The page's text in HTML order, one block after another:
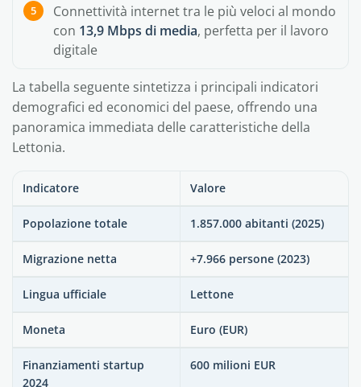
Connettività internet tra le più veloci al mondo
con 13,9 Mbps di media, perfetta per il lavoro
digitale
La tabella seguente sintetizza i principali indicatori
demografici ed economici del paese, offrendo una
panoramica immediata delle caratteristiche della
Lettonia.
Indicatore Valore
Popolazione totale 1.857.000 abitanti (2025)
Migrazione netta +7.966 persone (2023)
Lingua ufficiale Lettone
Moneta Euro (EUR)
Finanziamenti startup
2024
600 milioni EUR